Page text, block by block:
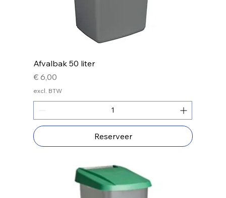
Afvalbak 50 liter
Prijs
€ 6,00
excl. BTW
Reserveer